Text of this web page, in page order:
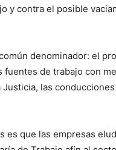
y contra el posible
denominador: el
de trabajo con
las
es que las empresas